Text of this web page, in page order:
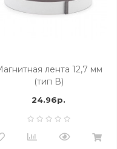
лента 12,7 мм
(тип В)
24.96р.